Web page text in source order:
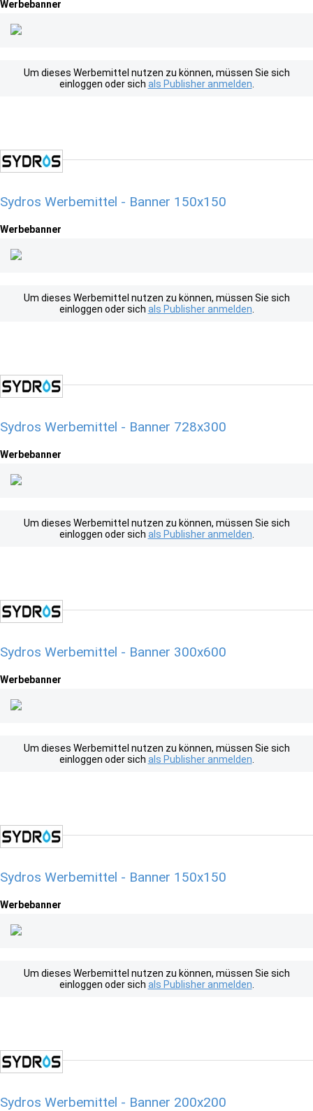
Werbebanner
Um dieses Werbemittel nutzen zu können, müssen Sie sich
einloggen oder sich als Publisher anmelden
Sydros Werbemittel - Banner 150x150
Werbebanner
Um dieses Werbemittel nutzen zu können, müssen Sie sich
einloggen oder sich als Publisher anmelden
Sydros Werbemittel - Banner 728x300
Werbebanner
Um dieses Werbemittel nutzen zu können, müssen Sie sich
einloggen oder sich als Publisher anmelden
Sydros Werbemittel - Banner 300x600
Werbebanner
Um dieses Werbemittel nutzen zu können, müssen Sie sich
einloggen oder sich als Publisher anmelden
Sydros Werbemittel - Banner 150x150
Werbebanner
Um dieses Werbemittel nutzen zu können, müssen Sie sich
einloggen oder sich als Publisher anmelden
Sydros Werbemittel - Banner 200x200